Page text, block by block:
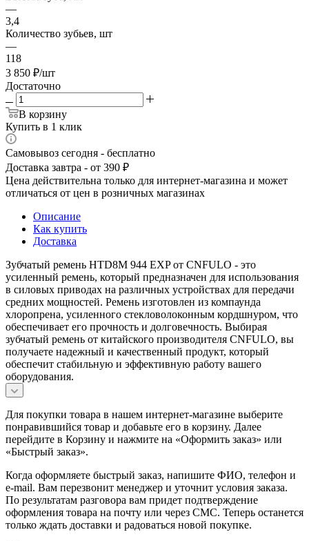
—
3,4
Количество зубьев, шт
—
118
3 850 ₽/шт
Достаточно
В корзину
Купить в 1 клик
Самовывоз сегодня - бесплатно
Доставка завтра - от 390 ₽
Цена действительна только для интернет-магазина и может
отличаться от цен в розничных магазинах
Описание
Как купить
Доставка
Зубчатый ремень HTD8M 944 EXP от CNFULO - это
усиленный ремень, который предназначен для использования
в силовых приводах на различных устройствах для передачи
средних мощностей. Ремень изготовлен из компаунда
хлоропрена, усиленного стекловолоконным кордшнуром, что
обеспечивает его прочность и долговечность. Выбирая
зубчатый ремень от китайского производителя CNFULO, вы
получаете надежный и качественный продукт, который
обеспечит стабильную и эффективную работу вашего
оборудования.
Для покупки товара в нашем интернет-магазине выберите
понравившийся товар и добавьте его в корзину. Далее
перейдите в Корзину и нажмите на «Оформить заказ» или
«Быстрый заказ».
Когда оформляете быстрый заказ, напишите ФИО, телефон и
e-mail. Вам перезвонит менеджер и уточнит условия заказа.
По результатам разговора вам придет подтверждение
оформления товара на почту или через СМС. Теперь останется
только ждать доставки и радоваться новой покупке.